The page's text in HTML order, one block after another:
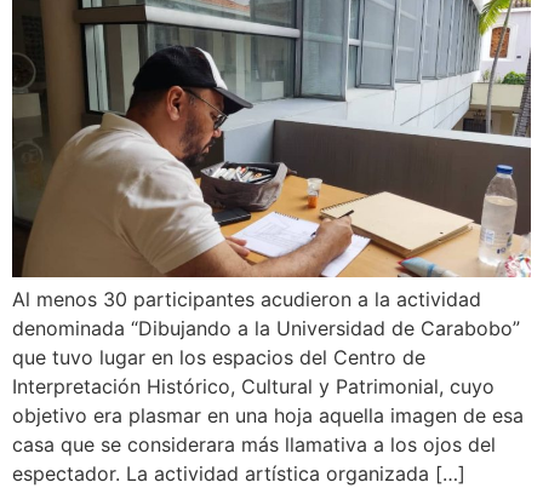
Al menos 30 participantes acudieron a la actividad
denominada “Dibujando a la Universidad de Carabobo”
que tuvo lugar en los espacios del Centro de
Interpretación Histórico, Cultural y Patrimonial, cuyo
objetivo era plasmar en una hoja aquella imagen de esa
casa que se considerara más llamativa a los ojos del
espectador. La actividad artística organizada […]